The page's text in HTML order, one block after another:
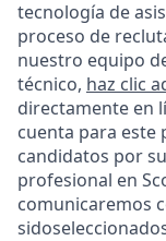
tecnología de
proceso de
nuestro equipo
técnico, haz clic
directamente en
cuenta para este
candidatos por
profesional en
comunicaremos